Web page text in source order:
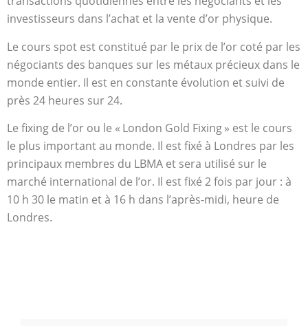
investisseurs dans l’achat et la vente d’or physique.
Le cours spot est constitué par le prix de l’or coté par les
négociants des banques sur les métaux précieux dans le
monde entier. Il est en constante évolution et suivi de
près 24 heures sur 24.
Le fixing de l’or ou le « London Gold Fixing » est le cours
le plus important au monde. Il est fixé à Londres par les
principaux membres du LBMA et sera utilisé sur le
marché international de l’or. Il est fixé 2 fois par jour : à
10 h 30 le matin et à 16 h dans l’après-midi, heure de
Londres.